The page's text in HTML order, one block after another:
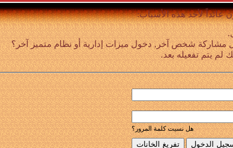
عائداً لأحد هذه الأسباب:
مشاركة شخص آخر, دخول ميزات إدارية أو نظام متميز آخر؟
لم يتم تفعيله بعد.
هل نسيت كلمة المرور؟